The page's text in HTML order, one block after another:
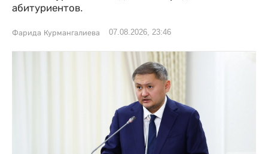
абитуриентов.
Фарида Курмангалиева 07.08.2026, 23:46